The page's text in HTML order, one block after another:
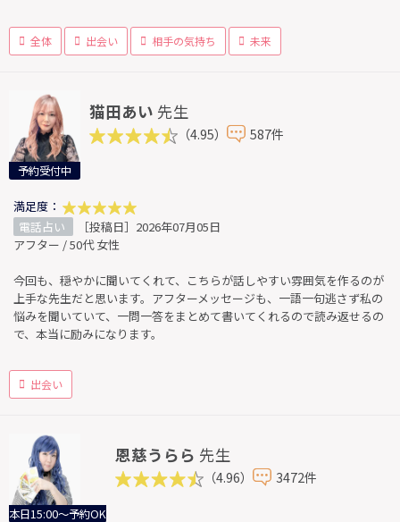
全体 出会い 相手の気持ち 未来
予約受付中
猫田あい 先生
（4.95） 587件
満足度：
電話占い
［投稿日］2026年07月05日
アフター / 50代 女性
今回も、穏やかに聞いてくれて、こちらが話しやすい雰囲気を作るのが
上手な先生だと思います。アフターメッセージも、一語一句逃さず私の
悩みを聞いていて、一問一答をまとめて書いてくれるので読み返せるの
で、本当に励みになります。
出会い
本日15:00～予約OK
恩慈うらら 先生
（4.96） 3472件